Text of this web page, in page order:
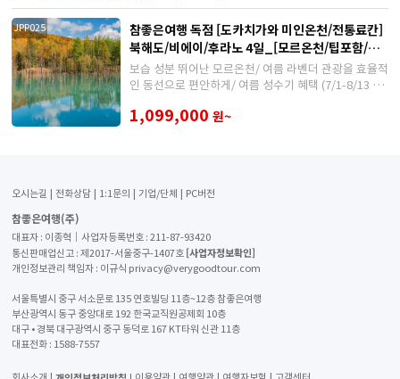
JPP025
참좋은여행 독점 [도카치가와 미인온천/전통료칸]
북해도/비에이/후라노 4일_[모르온천/팁포함/게
뷔페/주류 무제한]
보습 성분 뛰어난 모르온천/ 여름 라벤더 관광을 효율적
인 동선으로 편안하게/ 여름 성수기 혜택 (7/1-8/13 오
1,099,000 원~
오시는길 전화상담 1:1문의 기업/단체 PC버전
참좋은여행(주)
대표자 : 이종혁│사업자등록번호 : 211-87-93420
통신판매업신고 : 제2017-서울중구-1407호 [사업자정보확인]
개인정보관리 책임자 : 이규식 privacy@verygoodtour.com
서울특별시 중구 서소문로 135 연호빌딩 11층~12층 참좋은여행
부산광역시 동구 중앙대로 192 한국교직원공제회 10층
대구 • 경북 대구광역시 중구 동덕로 167 KT타워 신관 11층
대표전화 : 1588-7557